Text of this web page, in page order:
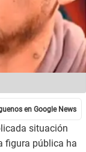
situación
figura pública ha